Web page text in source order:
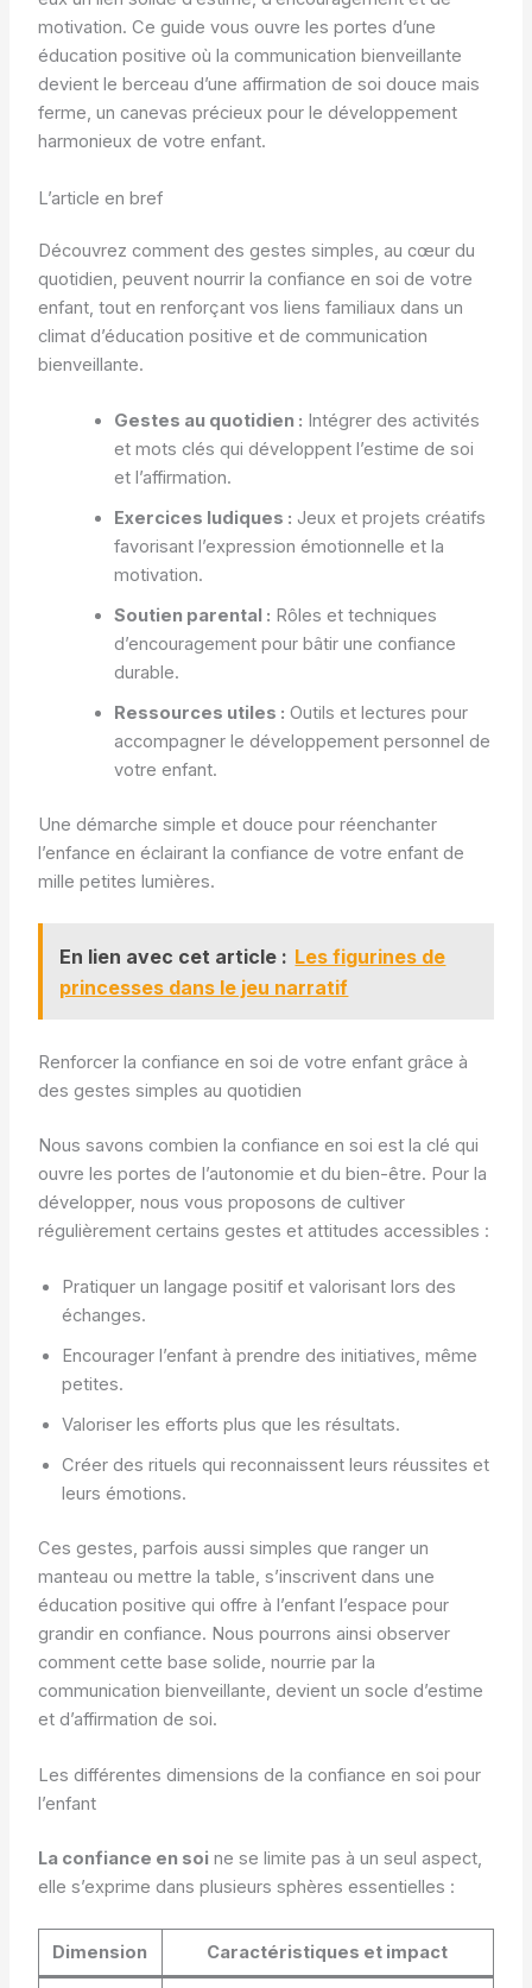
motivation. Ce guide vous ouvre les portes d’une
éducation positive où la communication bienveillante
devient le berceau d’une affirmation de soi douce mais
ferme, un canevas précieux pour le développement
harmonieux de votre enfant.
L’article en bref
Découvrez comment des gestes simples, au cœur du
quotidien, peuvent nourrir la confiance en soi de votre
enfant, tout en renforçant vos liens familiaux dans un
climat d’éducation positive et de communication
bienveillante.
Gestes au quotidien : Intégrer des activités
et mots clés qui développent l’estime de soi
et l’affirmation.
Exercices ludiques : Jeux et projets créatifs
favorisant l’expression émotionnelle et la
motivation.
Soutien parental : Rôles et techniques
d’encouragement pour bâtir une confiance
durable.
Ressources utiles : Outils et lectures pour
accompagner le développement personnel de
votre enfant.
Une démarche simple et douce pour réenchanter
l’enfance en éclairant la confiance de votre enfant de
mille petites lumières.
En lien avec cet article : Les figurines de
princesses dans le jeu narratif
Renforcer la confiance en soi de votre enfant grâce à
des gestes simples au quotidien
Nous savons combien la confiance en soi est la clé qui
ouvre les portes de l’autonomie et du bien-être. Pour la
développer, nous vous proposons de cultiver
régulièrement certains gestes et attitudes accessibles :
Pratiquer un langage positif et valorisant lors des
échanges.
Encourager l’enfant à prendre des initiatives, même
petites.
Valoriser les efforts plus que les résultats.
Créer des rituels qui reconnaissent leurs réussites et
leurs émotions.
Ces gestes, parfois aussi simples que ranger un
manteau ou mettre la table, s’inscrivent dans une
éducation positive qui offre à l’enfant l’espace pour
grandir en confiance. Nous pourrons ainsi observer
comment cette base solide, nourrie par la
communication bienveillante, devient un socle d’estime
et d’affirmation de soi.
Les différentes dimensions de la confiance en soi pour
l’enfant
La confiance en soi ne se limite pas à un seul aspect,
elle s’exprime dans plusieurs sphères essentielles :
Dimension Caractéristiques et impact